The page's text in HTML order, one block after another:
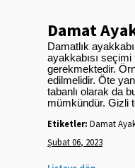
Damat
Damatlık
ayakkabısı
gerekmektedir.
edilmelidir. Öte
tabanlı olarak da
mümkündür. Gizli
Etiketler: Damat
Şubat 06, 2023